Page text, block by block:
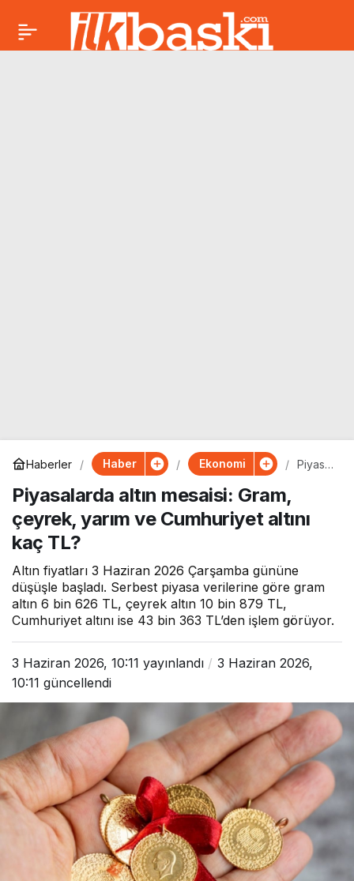
Haberler Haber Ekonomi
Piyasal
i:
ve
Cumhu
riyet
kaç
TL?
Piyasalarda altın mesaisi: Gram,
çeyrek, yarım ve Cumhuriyet altını
kaç TL?
Altın fiyatları 3 Haziran 2026 Çarşamba gününe
düşüşle başladı. Serbest piyasa verilerine göre gram
altın 6 bin 626 TL, çeyrek altın 10 bin 879 TL,
Cumhuriyet altını ise 43 bin 363 TL’den işlem görüyor.
3 Haziran 2026, 10:11 yayınlandı
3 Haziran 2026,
10:11 güncellendi
Sigara fiyatlarına